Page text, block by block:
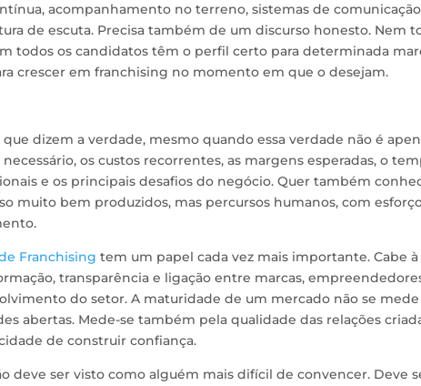
acompanhamento no terreno, sistemas de comunicação
de escuta. Precisa também de um discurso honesto. Nem
todos os candidatos têm o perfil certo para determinada
crescer em franchising no momento em que o desejam.
dizem a verdade, mesmo quando essa verdade não é
os custos recorrentes, as margens esperadas, o
e os principais desafios do negócio. Quer também
muito bem produzidos, mas percursos humanos, com
Franchising tem um papel cada vez mais importante. Cabe à
transparência e ligação entre marcas,
do setor. A maturidade de um mercado não se mede
abertas. Mede-se também pela qualidade das relações
de construir confiança.
deve ser visto como alguém mais difícil de convencer. Deve